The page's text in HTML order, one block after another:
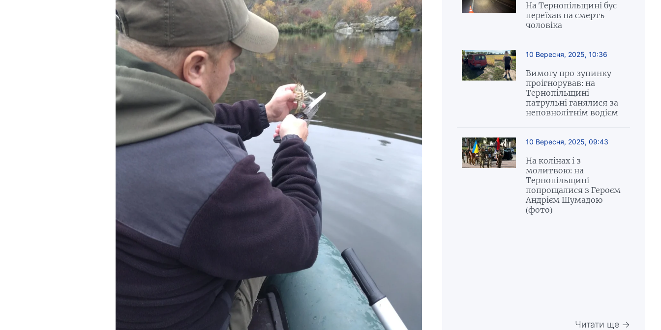
На Тернопільщині бус
переїхав на смерть
чоловіка
10 Вересня, 2025, 10:36
Вимогу про зупинку
проігнорував: на
Тернопільщині
патрульні ганялися за
неповнолітнім водієм
10 Вересня, 2025, 09:43
На колінах і з
молитвою: на
Тернопільщині
попрощалися з Героєм
Андрієм Шумадою
(фото)
Читати ще →